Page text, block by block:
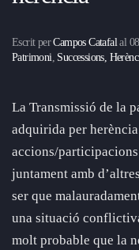
Escrit perCampos Catafalal
Patrimoni, Successions,
La Transmissió de la
adquirida per
accions/
juntament amb
ser que
una situació
molt probable que la